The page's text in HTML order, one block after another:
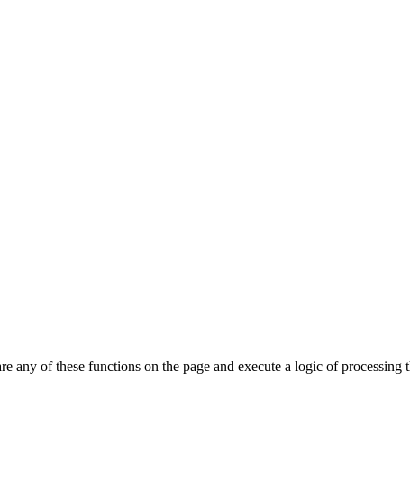
any of these functions on the page and execute a logic of